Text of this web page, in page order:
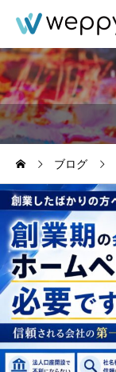
ブログ